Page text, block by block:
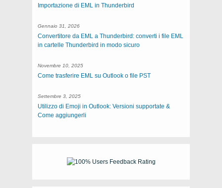
Importazione di EML in Thunderbird
Gennaio 31, 2026
Convertitore da EML a Thunderbird: converti i file EML
in cartelle Thunderbird in modo sicuro
Novembre 10, 2025
Come trasferire EML su Outlook o file PST
Settembre 3, 2025
Utilizzo di Emoji in Outlook: Versioni supportate &
Come aggiungerli